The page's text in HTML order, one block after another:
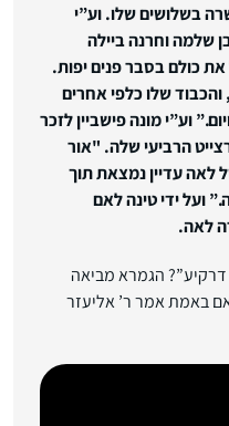
בשלושים שלו.וע”י
שלמה וחרנה ביילה
שלו כלפי אחרים
וע”י מונה פישביין לזכר
הרביעי שלה. "אור
לאה עדיין נמצאת תוך
ועל ידי טינה לאם
לאה.
הגמרא מביאה
עליו. האם באמת אמר ר’ אליעזר